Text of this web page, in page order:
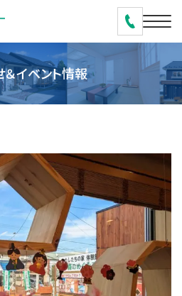
＆イベント情報